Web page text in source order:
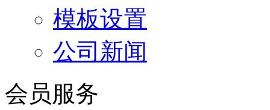
模板设置
公司新闻
会员服务